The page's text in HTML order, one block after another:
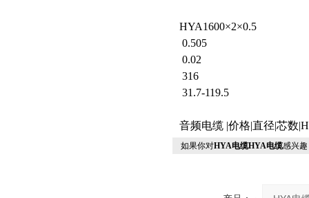
HYA1600×2×0.5
0.505
0.02
316
31.7-119.5
音频电缆 |价格|直径|芯数
如果你对HYA电缆HYA电缆感兴